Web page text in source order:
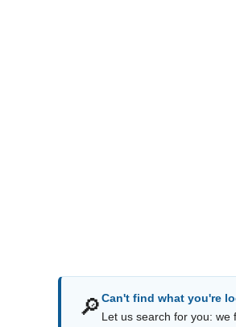
🔎Can't find what you're
Let us search for you: we